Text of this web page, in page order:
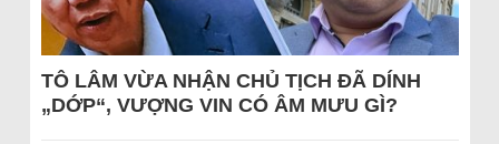
TÔ LÂM VỪA NHẬN CHỦ TỊCH ĐÃ DÍNH
„DỚP“, VƯỢNG VIN CÓ ÂM MƯU GÌ?